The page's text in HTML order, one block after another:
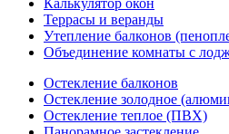
Калькулятор окон
Террасы и веранды
Утепление балконов
Объединение комнаты с
Остекление балконов
Остекление золодное
Остекление теплое (ПВХ)